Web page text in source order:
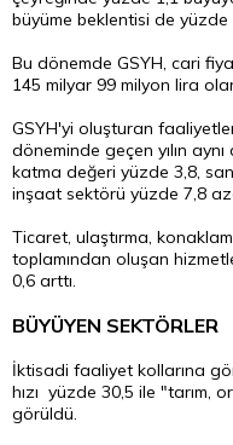
büyüme beklentisi de
Bu dönemde GSYH, cari
145 milyar 99 milyon lira
GSYH'yi oluşturan
döneminde geçen yılın
katma değeri yüzde 3,8,
inşaat sektörü yüzde 7,8
Ticaret, ulaştırma,
toplamından oluşan
0,6 arttı.
BÜYÜYEN SEKTÖRLER
İktisadi faaliyet kollarına
hızı yüzde 30,5 ile "tarım,
görüldü.